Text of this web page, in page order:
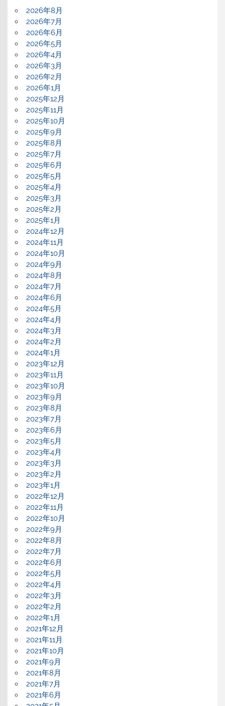
2026年8月
2026年7月
2026年6月
2026年5月
2026年4月
2026年3月
2026年2月
2026年1月
2025年12月
2025年11月
2025年10月
2025年9月
2025年8月
2025年7月
2025年6月
2025年5月
2025年4月
2025年3月
2025年2月
2025年1月
2024年12月
2024年11月
2024年10月
2024年9月
2024年8月
2024年7月
2024年6月
2024年5月
2024年4月
2024年3月
2024年2月
2024年1月
2023年12月
2023年11月
2023年10月
2023年9月
2023年8月
2023年7月
2023年6月
2023年5月
2023年4月
2023年3月
2023年2月
2023年1月
2022年12月
2022年11月
2022年10月
2022年9月
2022年8月
2022年7月
2022年6月
2022年5月
2022年4月
2022年3月
2022年2月
2022年1月
2021年12月
2021年11月
2021年10月
2021年9月
2021年8月
2021年7月
2021年6月